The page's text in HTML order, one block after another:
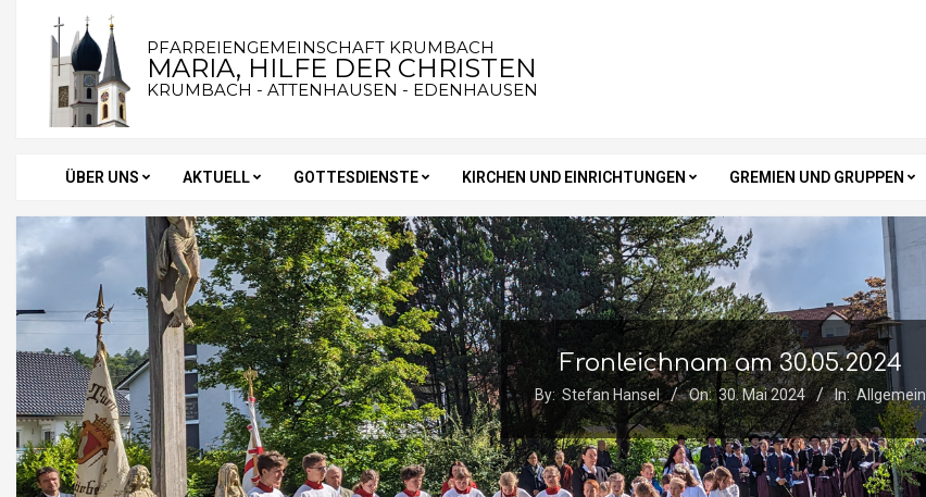
content
PFARREIENGEMEINSCHAFT KRUMBACH
MARIA, HILFE DER CHRISTEN
KRUMBACH - ATTENHAUSEN - EDENHAUSEN
Secondary
Navigation
Menu
ÜBER UNS AKTUELL GOTTESDIENSTE KIRCHEN UND EINRICHTUNGEN GREMIEN UND GRUPPEN
Fronleichnam am 30.05.2024
By: Stefan Hansel On: 30. Mai 2024 In: Allgemein